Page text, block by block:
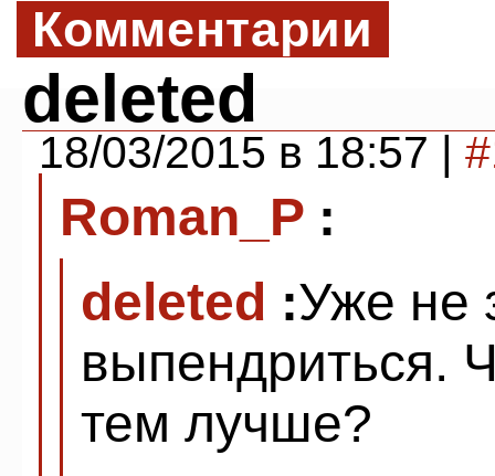
Комментарии
deleted
18/03/2015 в 18:57 |
Roman_P :
deleted :Уже не
выпендриться.
тем лучше?